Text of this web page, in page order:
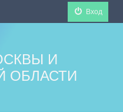
Вход
И
ОБЛАСТИ